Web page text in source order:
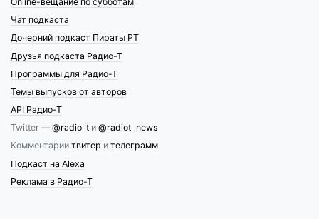
Чат подкаста
Дочерний подкаст Пираты РТ
Друзья подкаста Радио-Т
Программы для Радио-Т
Темы выпусков от авторов
API Радио-Т
Twitter —@radio_t и @radiot_news
Комментарии твитер и телеграмм
Подкаст на Alexa
Реклама в Радио-Т